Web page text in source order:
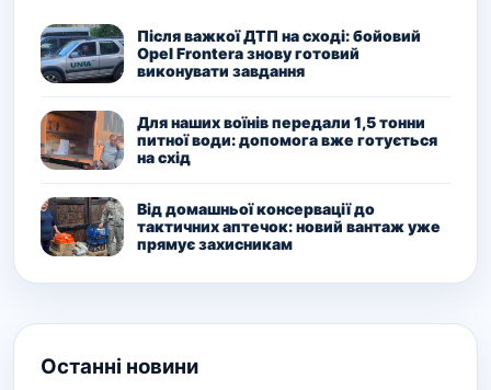
Після важкої ДТП на сході: бойовий
Opel Frontera знову готовий
виконувати завдання
Для наших воїнів передали 1,5 тонни
питної води: допомога вже готується
на схід
Від домашньої консервації до
тактичних аптечок: новий вантаж уже
прямує захисникам
Останні новини